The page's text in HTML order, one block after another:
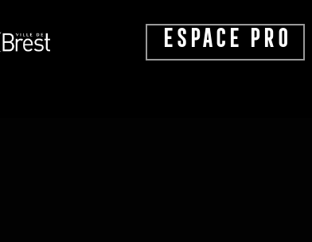
ESPACE PRO